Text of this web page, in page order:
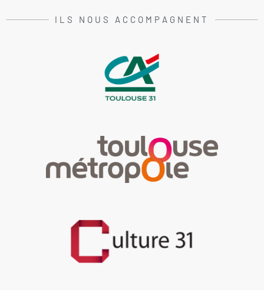
ILS NOUS ACCOMPAGNENT